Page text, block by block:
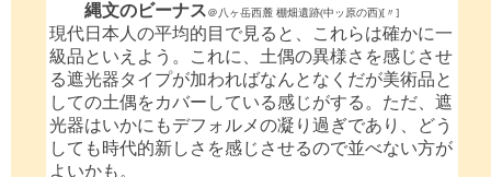
縄文のビーナス＠八ヶ岳西麓 棚畑遺跡(中ッ原の西)[〃]
現代日本人の平均的目で見ると、これらは確かに一
級品といえよう。これに、土偶の異様さを感じさせ
る遮光器タイプが加わればなんとなくだが美術品と
しての土偶をカバーしている感じがする。ただ、遮
光器はいかにもデフォルメの凝り過ぎであり、どう
しても時代的新しさを感じさせるので並べない方が
よいかも。